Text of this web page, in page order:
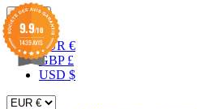
EUR 
EUR €
GBP £
USD $
9.9/10
1439 AVIS